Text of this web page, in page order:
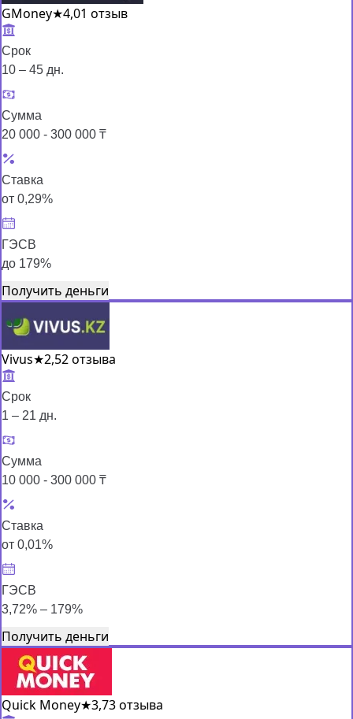
GMoney★4,01 отзыв
Срок
10 – 45 дн.
Сумма
20 000 - 300 000 ₸
Ставка
от 0,29%
ГЭСВ
до 179%
Получить деньги
Vivus★2,52 отзыва
Срок
1 – 21 дн.
Сумма
10 000 - 300 000 ₸
Ставка
от 0,01%
ГЭСВ
3,72% – 179%
Получить деньги
Quick Money★3,73 отзыва